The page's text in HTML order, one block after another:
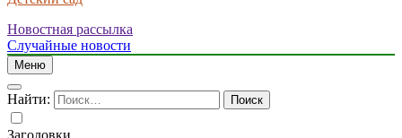
Новостная рассылка
Случайные новости
Меню
Найти:
Заголовки